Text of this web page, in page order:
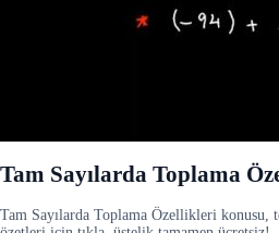
Tam Sayılarda Toplama
Tam Sayılarda Toplama Özellikleri konusu,